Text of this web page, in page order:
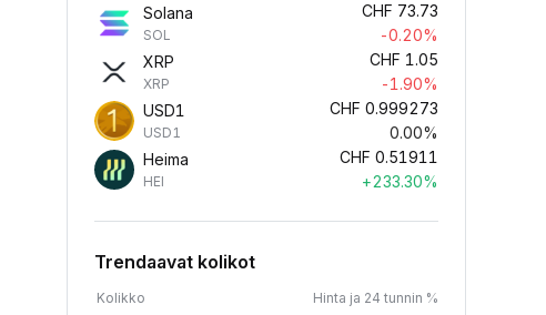
Solana
SOL
CHF 73.73
-0.20%
XRP
XRP
CHF 1.05
-1.90%
USD1
USD1
CHF 0.999273
0.00%
Heima
HEI
CHF 0.51911
+233.30%
Trendaavat kolikot
Kolikko Hinta ja 24 tunnin %